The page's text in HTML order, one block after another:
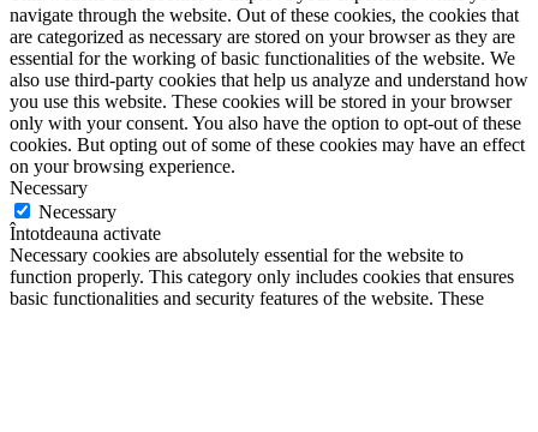
navigate through the website. Out of these cookies, the cookies that
are categorized as necessary are stored on your browser as they are
essential for the working of basic functionalities of the website. We
also use third-party cookies that help us analyze and understand how
you use this website. These cookies will be stored in your browser
only with your consent. You also have the option to opt-out of these
cookies. But opting out of some of these cookies may have an effect
on your browsing experience.
Necessary
Necessary
Întotdeauna activate
Necessary cookies are absolutely essential for the website to
function properly. This category only includes cookies that ensures
basic functionalities and security features of the website. These